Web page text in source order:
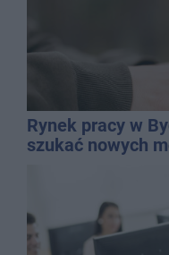
Rynek pracy w
szukać nowych